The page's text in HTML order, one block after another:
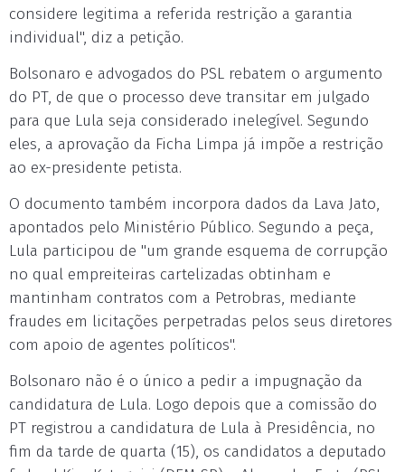
considere legitima a referida restrição a garantia
individual", diz a petição.
Bolsonaro e advogados do PSL rebatem o argumento
do PT, de que o processo deve transitar em julgado
para que Lula seja considerado inelegível. Segundo
eles, a aprovação da Ficha Limpa já impõe a restrição
ao ex-presidente petista.
O documento também incorpora dados da Lava Jato,
apontados pelo Ministério Público. Segundo a peça,
Lula participou de "um grande esquema de corrupção
no qual empreiteiras cartelizadas obtinham e
mantinham contratos com a Petrobras, mediante
fraudes em licitações perpetradas pelos seus diretores
com apoio de agentes políticos".
Bolsonaro não é o único a pedir a impugnação da
candidatura de Lula. Logo depois que a comissão do
PT registrou a candidatura de Lula à Presidência, no
fim da tarde de quarta (15), os candidatos a deputado